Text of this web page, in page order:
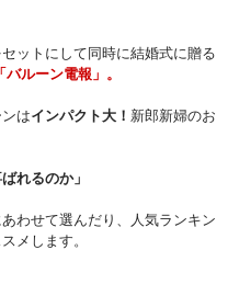
ットにして同時に結婚式に贈る
「バルーン電報」。
はインパクト大！ 新郎新婦のお
れるのか」
わせて選んだり、人気ランキン
メします。